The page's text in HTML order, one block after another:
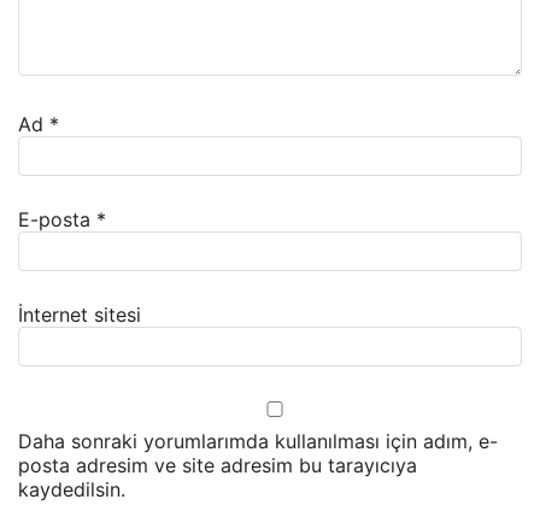
Ad *
E-posta *
İnternet sitesi
Daha sonraki yorumlarımda kullanılması için adım, e-
posta adresim ve site adresim bu tarayıcıya
kaydedilsin.